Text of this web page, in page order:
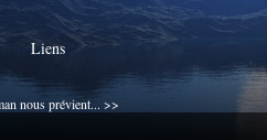
Liens
nous prévient... >>